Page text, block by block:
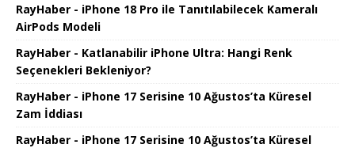
RayHaber - iPhone 18 Pro ile Tanıtılabilecek Kameralı
AirPods Modeli
RayHaber - Katlanabilir iPhone Ultra: Hangi Renk
Seçenekleri Bekleniyor?
RayHaber - iPhone 17 Serisine 10 Ağustos’ta Küresel
Zam İddiası
RayHaber - iPhone 17 Serisine 10 Ağustos’ta Küresel